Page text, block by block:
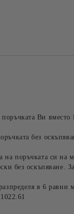
Ви вместо
без
поръчката си на
без оскъпяване.
в 6 равни